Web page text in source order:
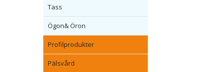
Tass
Ögon& Öron
Profilprodukter
Pälsvård